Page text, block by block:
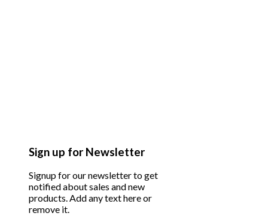
Sign up for Newsletter
Signup for our newsletter to get
notified about sales and new
products. Add any text here or
remove it.